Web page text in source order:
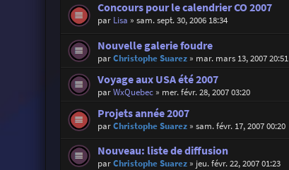
Concours pour le calendrier CO 2007
par Lisa » sam. sept. 30, 2006 18:34
Nouvelle galerie foudre
parChristophe Suarez» mar. mars 13, 2007 20:51
Voyage aux USA été 2007
parWxQuebec» mer. févr. 28, 2007 03:20
Projets année 2007
parChristophe Suarez» sam. févr. 17, 2007 00:20
Nouveau: liste de diffusion
parChristophe Suarez» jeu. févr. 22, 2007 01:23